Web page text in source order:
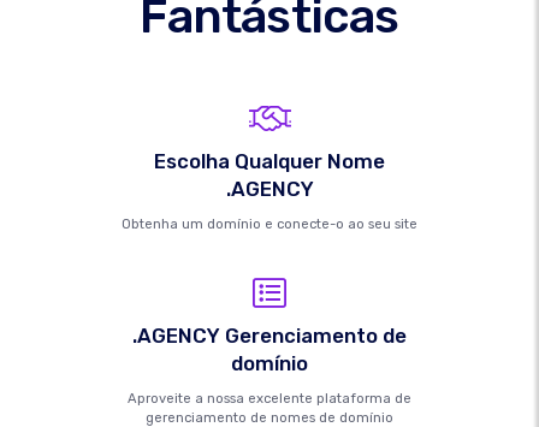
Fantásticas
Escolha Qualquer Nome
.AGENCY
Obtenha um domínio e conecte-o ao seu site
.AGENCY Gerenciamento de
domínio
Aproveite a nossa excelente plataforma de
gerenciamento de nomes de domínio